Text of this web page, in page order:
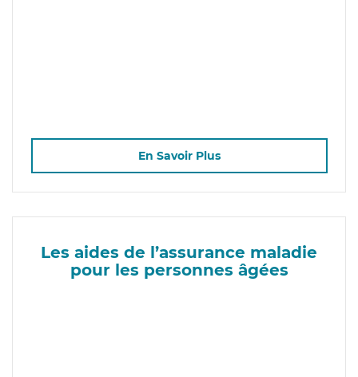
En Savoir Plus
Les aides de l’assurance maladie
pour les personnes âgées